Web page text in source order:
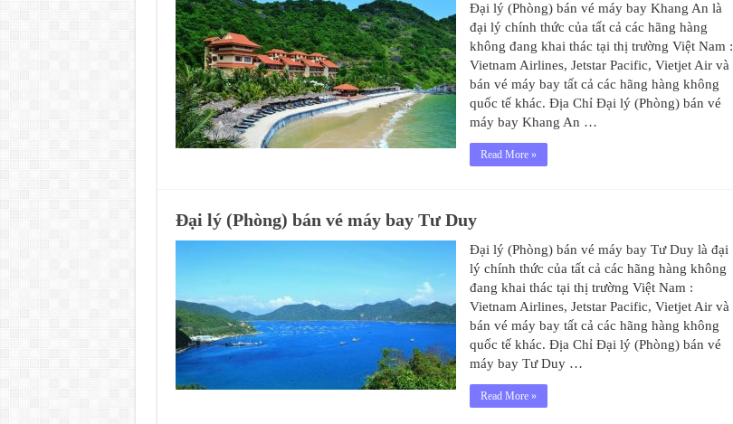
Đại lý (Phòng) bán vé máy bay Khang An là
đại lý chính thức của tất cả các hãng hàng
không đang khai thác tại thị trường Việt Nam :
Vietnam Airlines, Jetstar Pacific, Vietjet Air và
bán vé máy bay tất cả các hãng hàng không
quốc tế khác. Địa Chỉ Đại lý (Phòng) bán vé
máy bay Khang An …
Read More »
Đại lý (Phòng) bán vé máy bay Tư Duy
Đại lý (Phòng) bán vé máy bay Tư Duy là đại
lý chính thức của tất cả các hãng hàng không
đang khai thác tại thị trường Việt Nam :
Vietnam Airlines, Jetstar Pacific, Vietjet Air và
bán vé máy bay tất cả các hãng hàng không
quốc tế khác. Địa Chỉ Đại lý (Phòng) bán vé
máy bay Tư Duy …
Read More »